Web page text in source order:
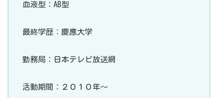
血液型：AB型
最終学歴：慶應大学
勤務局：日本テレビ放送網
活動期間：２０１０年～